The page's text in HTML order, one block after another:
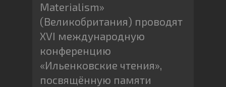
Materialism»
(Великобритания) проводят
XVI международную
конференцию
«Ильенковские чтения»,
посвящённую памяти